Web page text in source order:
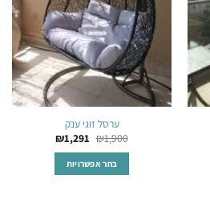
את
האפשרויות
בעמוד
המוצר
ערסל זוגי ענק
₪1,900
₪1,291
בחר אפשרויות